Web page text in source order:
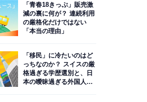
「青春18きっぷ」販売激
減の裏に何が？ 連続利用
の厳格化だけではない
「本当の理由」
「移民」に冷たいのはど
っちなのか？ スイスの厳
格過ぎる学歴選別と、日
本の曖昧過ぎる外国人政